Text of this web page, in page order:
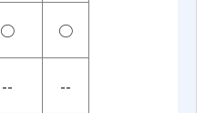
○
○
--
--